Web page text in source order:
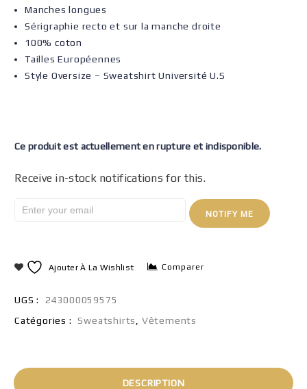
Manches longues
Sérigraphie recto et sur la manche droite
100% coton
Tailles Européennes
Style Oversize – Sweatshirt Université U.S
Ce produit est actuellement en rupture et indisponible.
Receive in-stock notifications for this.
NOTIFY ME
Ajouter À La Wishlist Comparer
UGS :
243000059575
Catégories :
Sweatshirts Vêtements
DESCRIPTION